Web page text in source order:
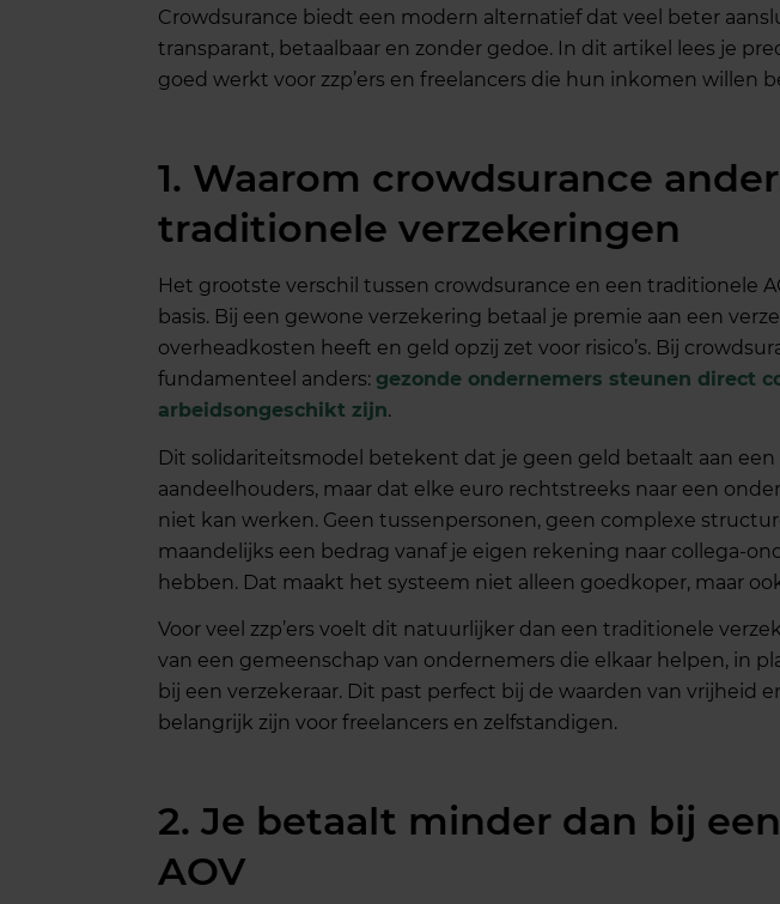
Crowdsurance biedt een modern alternatief dat veel beter
transparant, betaalbaar en zonder gedoe. In dit artikel lees je
goed werkt voor zzp’ers en freelancers die hun inkomen willen
1. Waarom crowdsurance
traditionele verzekeringen
Het grootste verschil tussen crowdsurance en een traditionele
basis. Bij een gewone verzekering betaal je premie aan een
overheadkosten heeft en geld opzij zet voor risico’s. Bij
fundamenteel anders: gezonde ondernemers steunen direct
arbeidsongeschikt zijn.
Dit solidariteitsmodel betekent dat je geen geld betaalt aan
aandeelhouders, maar dat elke euro rechtstreeks naar een
niet kan werken. Geen tussenpersonen, geen complexe
maandelijks een bedrag vanaf je eigen rekening naar collega-
hebben. Dat maakt het systeem niet alleen goedkoper, maar
Voor veel zzp’ers voelt dit natuurlijker dan een traditionele
van een gemeenschap van ondernemers die elkaar helpen, in
bij een verzekeraar. Dit past perfect bij de waarden van vrijheid
belangrijk zijn voor freelancers en zelfstandigen.
2. Je betaalt minder dan bij
AOV